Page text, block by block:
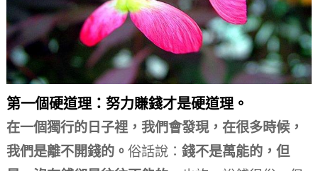
第一個硬道理：努力賺錢才是硬道理。
在一個獨行的日子裡，我們會發現，在很多時候，
我們是離不開錢的。 俗話說： 錢不是萬能的，但